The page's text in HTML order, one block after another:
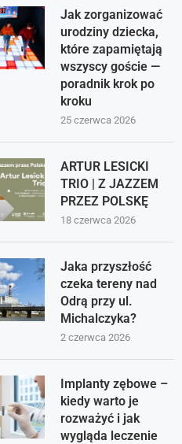
Jak zorganizować
urodziny dziecka,
które zapamiętają
wszyscy goście —
poradnik krok po
kroku
25 czerwca 2026
ARTUR LESICKI
TRIO | Z JAZZEM
PRZEZ POLSKĘ
18 czerwca 2026
Jaka przyszłość
czeka tereny nad
Odrą przy ul.
Michalczyka?
2 czerwca 2026
Implanty zębowe –
kiedy warto je
rozważyć i jak
wygląda leczenie